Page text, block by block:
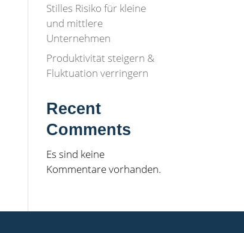
Stilles Risiko für kleine
und mittlere
Unternehmen
Produktivität steigern &
Fluktuation verringern
Recent
Comments
Es sind keine
Kommentare vorhanden.